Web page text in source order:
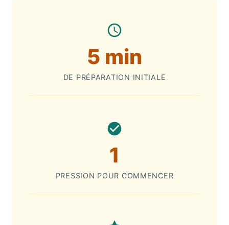
5 min
DE PRÉPARATION INITIALE
1
PRESSION POUR COMMENCER